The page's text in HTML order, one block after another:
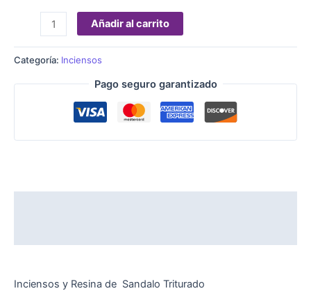
Añadir al carrito
Categoría: Inciensos
Pago seguro garantizado
Inciensos y Resina de Sandalo Triturado